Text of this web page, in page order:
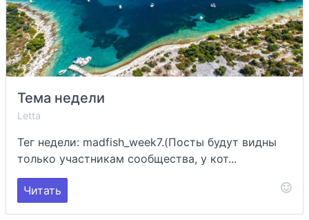
Тема недели
Letta
Тег недели: madfish_week7.(Посты будут видны
только участникам сообщества, у кот...
Читать